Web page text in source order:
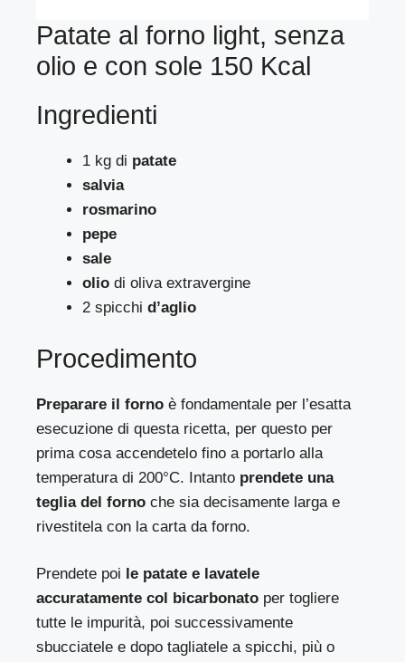
Patate al forno light, senza
olio e con sole 150 Kcal
Ingredienti
1 kg di patate
salvia
rosmarino
pepe
sale
olio di oliva extravergine
2 spicchi d’aglio
Procedimento
Preparare il forno è fondamentale per l’esatta
esecuzione di questa ricetta, per questo per
prima cosa accendetelo fino a portarlo alla
temperatura di 200°C. Intanto prendete una
teglia del forno che sia decisamente larga e
rivestitela con la carta da forno.
Prendete poi le patate e lavatele
accuratamente col bicarbonato per togliere
tutte le impurità, poi successivamente
sbucciatele e dopo tagliatele a spicchi, più o